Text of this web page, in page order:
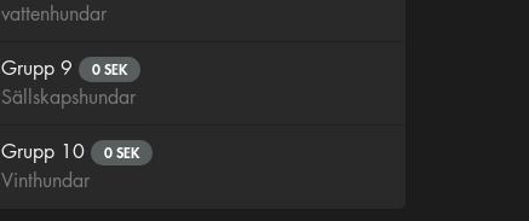
vattenhundar
Grupp 9 0 SEK
Sällskapshundar
Grupp 10 0 SEK
Vinthundar